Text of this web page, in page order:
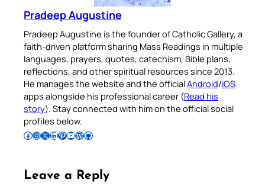
Pradeep Augustine
Pradeep Augustine is the founder of Catholic Gallery, a
faith-driven platform sharing Mass Readings in multiple
languages, prayers, quotes, catechism, Bible plans,
reflections, and other spiritual resources since 2013.
He manages the website and the officialAndroid/iOS
apps alongside his professional career (Read his
story). Stay connected with him on the official social
profiles below.
Follow Pradeep on Facebook Follow Pradeep on InstagramFollow Pradeep on X Follow Pradeep on LinkedIn Follow Pradeep on Pinterest Subscribe to Pradeep’s Youtube Channel Follow Pradeep on WordPress Follow Pradeep on GitHub
Leave a Reply